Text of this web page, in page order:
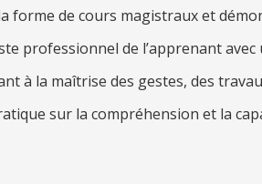
forme de cours magistraux et
professionnel de l’apprenant avec
à la maîtrise des gestes, des
sur la compréhension et la